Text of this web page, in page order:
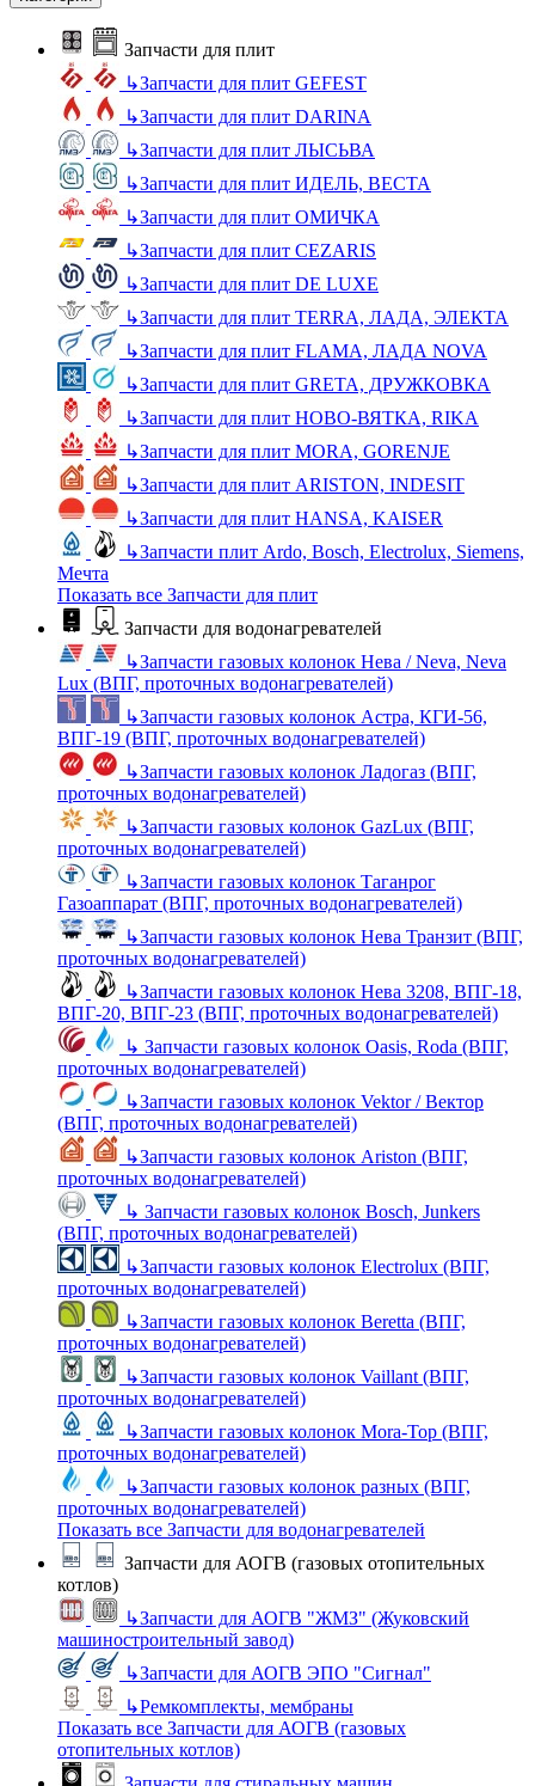
Запчасти для плит
↳Запчасти для плит GEFEST
↳Запчасти для плит DARINA
↳Запчасти для плит ЛЫСЬВА
↳Запчасти для плит ИДЕЛЬ, ВЕСТА
↳Запчасти для плит ОМИЧКА
↳Запчасти для плит CEZARIS
↳Запчасти для плит DE LUXE
↳Запчасти для плит TERRA, ЛАДА, ЭЛЕКТА
↳Запчасти для плит FLAMA, ЛАДА NOVA
↳Запчасти для плит GRETA, ДРУЖКОВКА
↳Запчасти для плит НОВО-ВЯТКА, RIKA
↳Запчасти для плит MORA, GORENJE
↳Запчасти для плит ARISTON, INDESIT
↳Запчасти для плит HANSA, KAISER
↳Запчасти плит Ardo, Bosch, Electrolux, Siemens,
Мечта
Показать все Запчасти для плит
Запчасти для водонагревателей
↳Запчасти газовых колонок Нева / Neva, Neva
Lux (ВПГ, проточных водонагревателей)
↳Запчасти газовых колонок Астра, КГИ-56,
ВПГ-19 (ВПГ, проточных водонагревателей)
↳Запчасти газовых колонок Ладогаз (ВПГ,
проточных водонагревателей)
↳Запчасти газовых колонок GazLux (ВПГ,
проточных водонагревателей)
↳Запчасти газовых колонок Таганрог
Газоаппарат (ВПГ, проточных водонагревателей)
↳Запчасти газовых колонок Нева Транзит (ВПГ,
проточных водонагревателей)
↳Запчасти газовых колонок Нева 3208, ВПГ-18,
ВПГ-20, ВПГ-23 (ВПГ, проточных водонагревателей)
↳ Запчасти газовых колонок Oasis, Roda (ВПГ,
проточных водонагревателей)
↳Запчасти газовых колонок Vektor / Вектор
(ВПГ, проточных водонагревателей)
↳Запчасти газовых колонок Ariston (ВПГ,
проточных водонагревателей)
↳ Запчасти газовых колонок Bosch, Junkers
(ВПГ, проточных водонагревателей)
↳Запчасти газовых колонок Electrolux (ВПГ,
проточных водонагревателей)
↳Запчасти газовых колонок Beretta (ВПГ,
проточных водонагревателей)
↳Запчасти газовых колонок Vaillant (ВПГ,
проточных водонагревателей)
↳Запчасти газовых колонок Mora-Top (ВПГ,
проточных водонагревателей)
↳Запчасти газовых колонок разных (ВПГ,
проточных водонагревателей)
Показать все Запчасти для водонагревателей
Запчасти для АОГВ (газовых отопительных
котлов)
↳Запчасти для АОГВ "ЖМЗ" (Жуковский
машиностроительный завод)
↳Запчасти для АОГВ ЭПО "Сигнал"
↳Ремкомплекты, мембраны
Показать все Запчасти для АОГВ (газовых
отопительных котлов)